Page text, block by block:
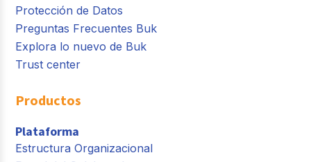
Protección de Datos
Preguntas Frecuentes Buk
Explora lo nuevo de Buk
Trust center
Productos
Plataforma
Estructura Organizacional